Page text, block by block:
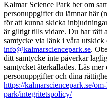
Kalmar Science Park ber om
personuppgifter du lämnar här
för att kunna skicka
är giltigt tills vidare. Du har rätt
samtycke via länk i våra utskick
info@kalmarsciencepark.se.
ditt samtycke inte påverkar
samtycket återkallades. Läs
personuppgifter och dina
https://kalmarsciencepark.se/
park/integritetspolicy/